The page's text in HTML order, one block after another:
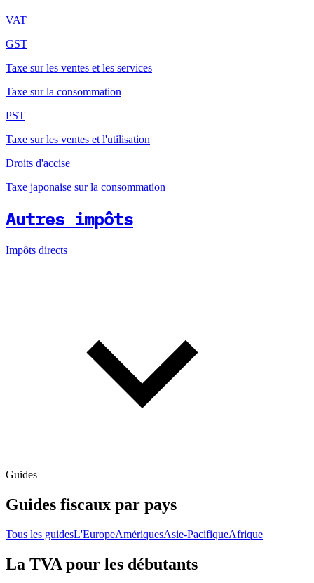
VAT
GST
Taxe sur les ventes et les services
Taxe sur la consommation
PST
Taxe sur les ventes et l'utilisation
Droits d'accise
Taxe japonaise sur la consommation
Autres impôts
Impôts directs
Guides
Guides fiscaux par pays
Tous les guidesL'EuropeAmériquesAsie-PacifiqueAfrique
La TVA pour les débutants